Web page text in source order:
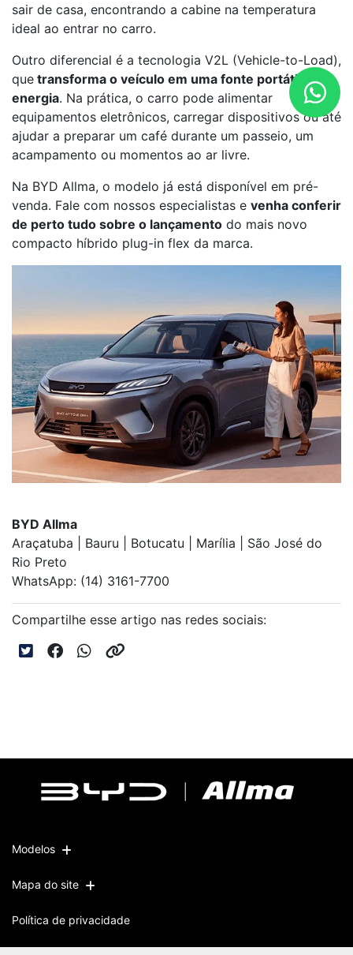
sair de casa, encontrando a cabine na temperatura
ideal ao entrar no carro.
Outro diferencial é a tecnologia V2L (Vehicle-to-Load),
que transforma o veículo em uma fonte portátil de
energia. Na prática, o carro pode alimentar
equipamentos eletrônicos, carregar dispositivos ou até
ajudar a preparar um café durante um passeio, um
acampamento ou momentos ao ar livre.
Na BYD Allma, o modelo já está disponível em pré-
venda. Fale com nossos especialistas e venha conferir
de perto tudo sobre o lançamento do mais novo
compacto híbrido plug-in flex da marca.
BYD Allma
Araçatuba | Bauru | Botucatu | Marília | São José do
Rio Preto
WhatsApp: (14) 3161-7700
Compartilhe esse artigo nas redes sociais:
Modelos
Mapa do site
Política de privacidade